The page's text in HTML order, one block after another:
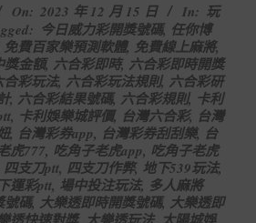
On: 2023 年 12 月 15 日 In: 玩
今日威力彩開獎號碼, 任你博
免費百家樂預測軟體, 免費線上麻將,
獎金額, 六合彩即時, 六合彩即時開獎
合彩玩法, 六合彩玩法規則, 六合彩研
, 六合彩結果號碼, 六合彩規則, 卡利
, 卡利娛樂城評價, 台灣六合彩, 台灣
, 台灣彩券app, 台灣彩券刮刮樂, 台
虎777, 吃角子老虎app, 吃角子老虎
四支刀ptt, 四支刀作弊, 地下539玩法,
運彩ptt, 場中投注玩法, 多人麻將
號碼, 大樂透即時開獎號碼, 大樂透即